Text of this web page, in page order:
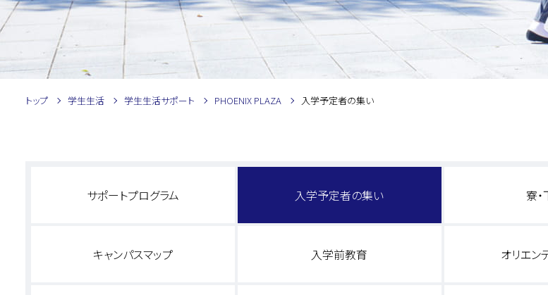
トップ 学生生活 学生生活サポート PHOENIX PLAZA 入学予定者の集い
サポートプログラム 入学予定者の集い 寮
キャンパスマップ 入学前教育 オリエン